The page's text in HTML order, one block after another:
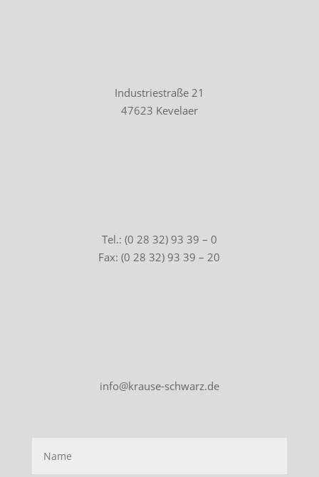
Industriestraße 21
47623 Kevelaer
Tel.: (0 28 32) 93 39 – 0
Fax: (0 28 32) 93 39 – 20
info@krause-schwarz.de